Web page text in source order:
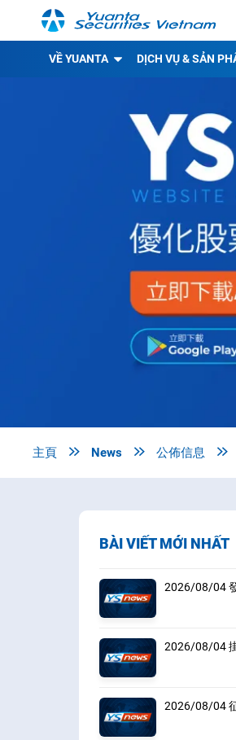
VỀ YUANTA DỊCH VỤ & SẢN
主頁  News  公佈信息 
BÀI VIẾT MỚI NHẤT
2026/08/04
2026/08/04
2026/08/04